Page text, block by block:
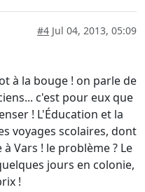
#4 Jul 04, 2013, 05:09
à la bouge ! on parle de
c'est pour eux que
! L'Éducation et la
voyages scolaires, dont
Vars ! le problème ? Le
jours en colonie,
!